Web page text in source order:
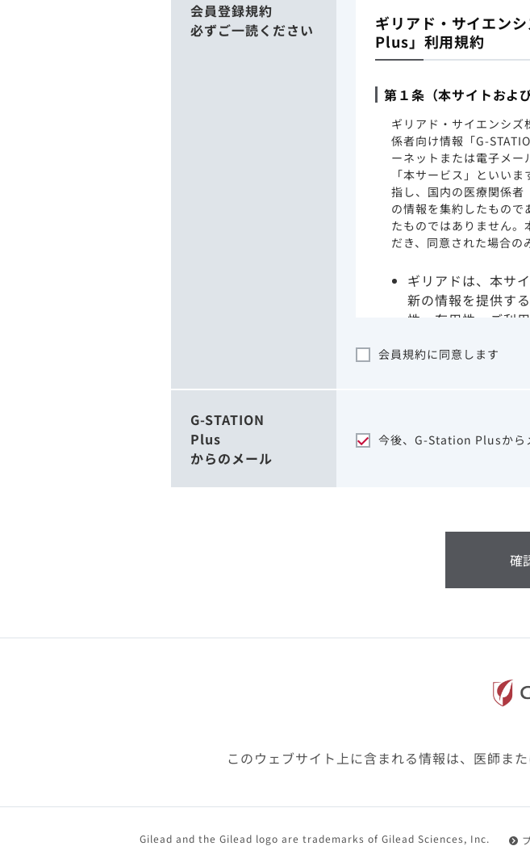
会員登録規約
必ずご一読ください
ギリアド・サイエン
Plus」利用規約
第１条（本サイトおよ
ギリアド・サイエンシ
係者向け情報「G-
ーネットまたは電子メー
「本サービス」といい
指し、国内の医療関係者
の情報を集約したもので
たものではありません
だき、同意された場合の
ギリアドは、本サ
新の情報を提供す
性、有用性、ご利
サイトを利用する
本サイト内の情報
第２条（会員）
1.会員とは、医療関係
4.会員は、設置した機
設定により本サービス
5.会員は、登録した会員
会員規約に同意します
G-STATION
Plus
からのメール
今後、G-Station Plusから
確
このウェブサイト上に含まれる情報は、医師ま
Gilead and the Gilead logo are trademarks of Gilead Sciences, Inc.